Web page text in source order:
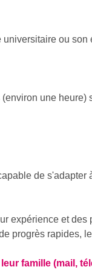
ou son
une heure)
de s'adapter
expérience et
progrès rapides,
famille (mail,